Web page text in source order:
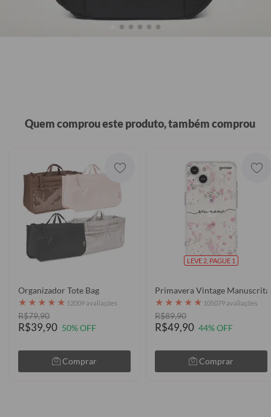
Quem comprou este produto, também comprou
Organizador Tote Bag
★ ★ ★ ★ ★ 12009 avaliações
R$79,90
R$39,90 50% OFF
Comprar
LEVE 2, PAGUE 1
Primavera Vintage Manuscrita
★ ★ ★ ★ ★ 105079 avaliações
R$89,90
R$49,90 44% OFF
Comprar